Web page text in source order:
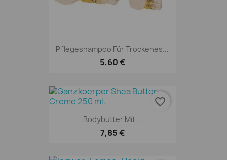
Pflegeshampoo Für Trockenes...
5,60 €
Bodybutter Mit...
7,85 €
favorite_border